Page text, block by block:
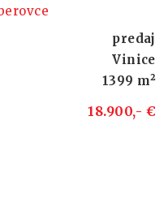
predaj
Vinice
1399 m²
18.900,- €